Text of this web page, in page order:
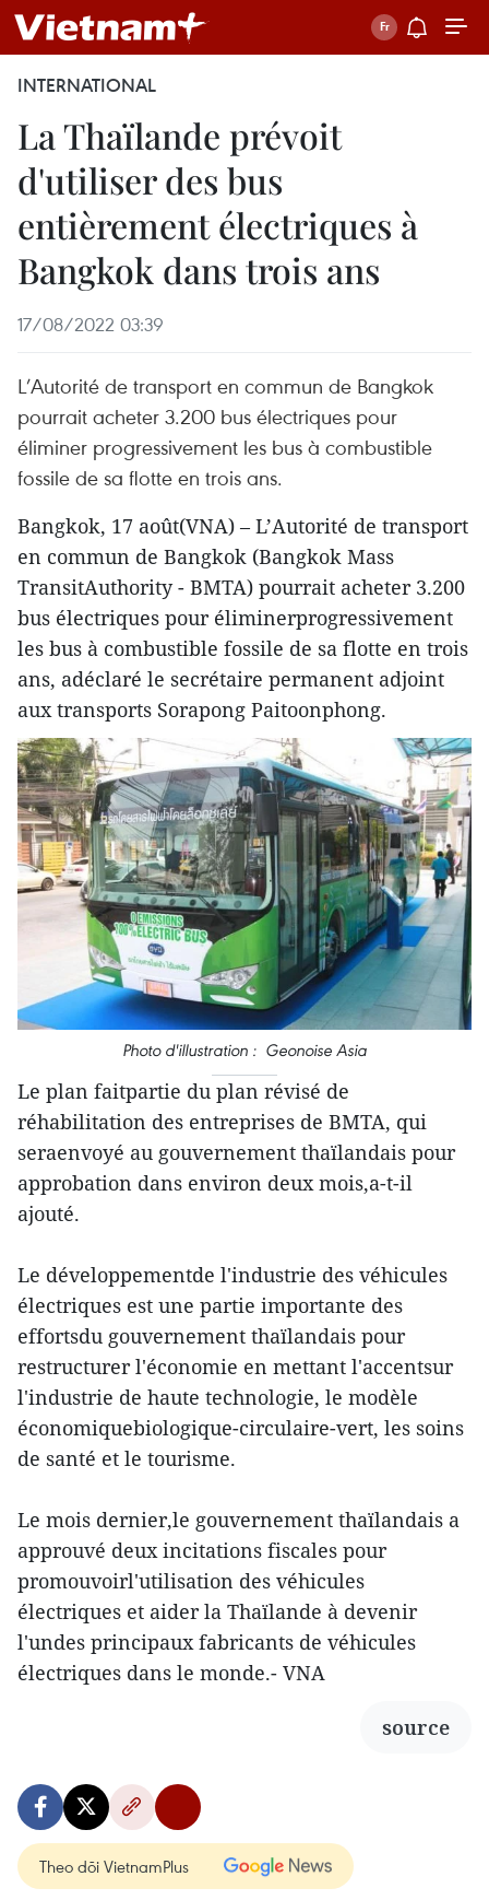
INTERNATIONAL
La Thaïlande prévoit
d'utiliser des bus
entièrement électriques à
Bangkok dans trois ans
17/08/2022 03:39
L’Autorité de transport en commun de Bangkok
pourrait acheter 3.200 bus électriques pour
éliminer progressivement les bus à combustible
fossile de sa flotte en trois ans.
Bangkok, 17 août(VNA) – L’Autorité de transport
en commun de Bangkok (Bangkok Mass
TransitAuthority - BMTA) pourrait acheter 3.200
bus électriques pour éliminerprogressivement
les bus à combustible fossile de sa flotte en trois
ans, adéclaré le secrétaire permanent adjoint
aux transports Sorapong Paitoonphong.
Photo d'illustration : Geonoise Asia
Le plan faitpartie du plan révisé de
réhabilitation des entreprises de BMTA, qui
seraenvoyé au gouvernement thaïlandais pour
approbation dans environ deux mois,a-t-il
ajouté.
Le développementde l'industrie des véhicules
électriques est une partie importante des
effortsdu gouvernement thaïlandais pour
restructurer l'économie en mettant l'accentsur
l'industrie de haute technologie, le modèle
économiquebiologique-circulaire-vert, les soins
de santé et le tourisme.
Le mois dernier,le gouvernement thaïlandais a
approuvé deux incitations fiscales pour
promouvoirl'utilisation des véhicules
électriques et aider la Thaïlande à devenir
l'undes principaux fabricants de véhicules
électriques dans le monde.- VNA
source
Theo dõi VietnamPlus